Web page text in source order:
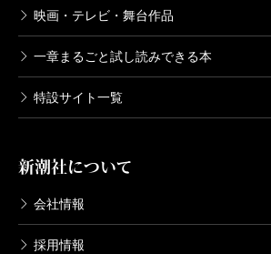
映画・テレビ・舞台作品
一章まるごと試し読みできる本
特設サイト一覧
新潮社について
会社情報
採用情報